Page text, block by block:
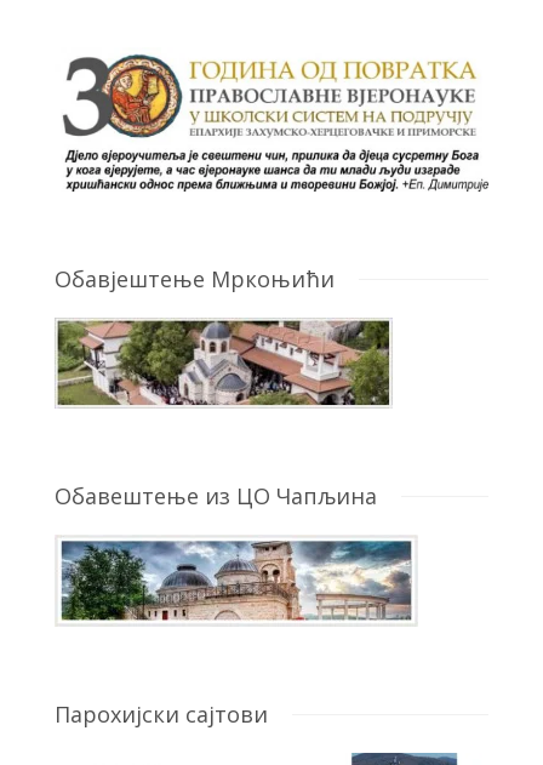
Обавјештење Мркоњићи
Обавештење из ЦО Чапљина
Парохијски сајтови